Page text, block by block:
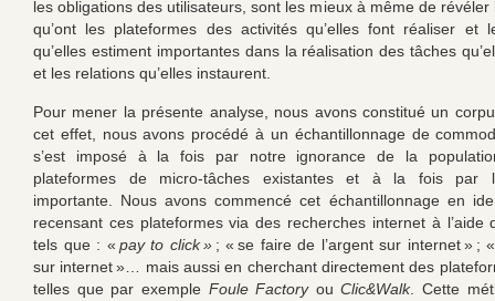
les obligations des utilisateurs, sont les mieux à même de révéler
qu’ont les plateformes des activités qu’elles font réaliser et
qu’elles estiment importantes dans la réalisation des tâches
et les relations qu’elles instaurent.
Pour mener la présente analyse, nous avons constitué un
cet effet, nous avons procédé à un échantillonnage de
s’est imposé à la fois par notre ignorance de la
plateformes de micro-tâches existantes et à la fois par
importante. Nous avons commencé cet échantillonnage en
recensant ces plateformes via des recherches internet à l’aide
tels que : « pay to click » ; « se faire de l’argent sur internet » ;
sur internet »… mais aussi en cherchant directement des
telles que par exemple Foule FactoryouClic&Walk. Cette